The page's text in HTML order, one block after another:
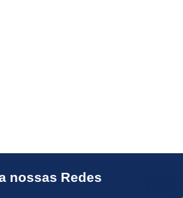
nossas Redes